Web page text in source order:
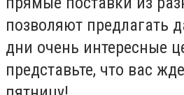
позволяют предлагать
дни очень интересные
представьте, что вас